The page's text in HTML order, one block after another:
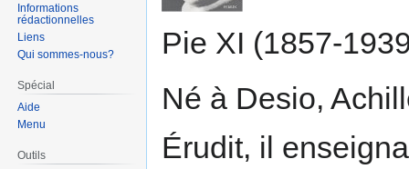
Pie XI (1857-
Né à Desio,
Érudit, il
Informations
rédactionnelles
Liens
Qui sommes-nous?
Spécial
Aide
Menu
Outils